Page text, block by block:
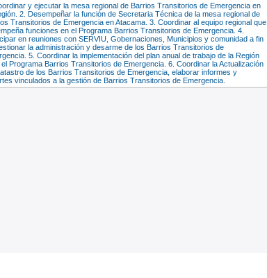
y ejecutar la mesa regional de Barrios Transitorios de Emergencia en
2. Desempeñar la función de Secretaria Técnica de la mesa regional de
Transitorios de Emergencia en Atacama. 3. Coordinar al equipo regional que
funciones en el Programa Barrios Transitorios de Emergencia. 4.
en reuniones con SERVIU, Gobernaciones, Municipios y comunidad a fin
la administración y desarme de los Barrios Transitorios de
5. Coordinar la implementación del plan anual de trabajo de la Región
Programa Barrios Transitorios de Emergencia. 6. Coordinar la Actualización
de los Barrios Transitorios de Emergencia, elaborar informes y
vinculados a la gestión de Barrios Transitorios de Emergencia.